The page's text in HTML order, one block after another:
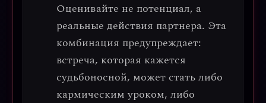
Оценивайте не потенциал, а
реальные действия партнера. Эта
комбинация предупреждает:
встреча, которая кажется
судьбоносной, может стать либо
кармическим уроком, либо